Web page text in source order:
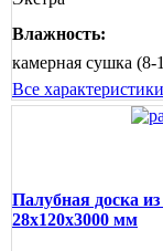
Влажность:
камерная сушка (8-
Все
Палубная доска
28x120x3000 мм